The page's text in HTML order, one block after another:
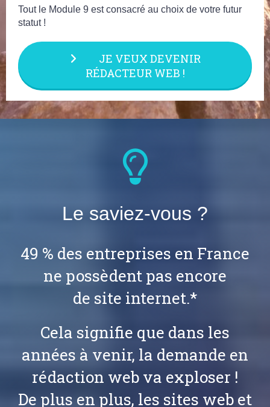
Tout le Module 9 est consacré au choix de votre futur
statut !
JE VEUX DEVENIR
RÉDACTEUR WEB !
Le saviez-vous ?
49 % des entreprises en France
ne possèdent pas encore
de site internet.*
Cela signifie que dans les
années à venir, la demande en
rédaction web va exploser !
De plus en plus, les sites web et